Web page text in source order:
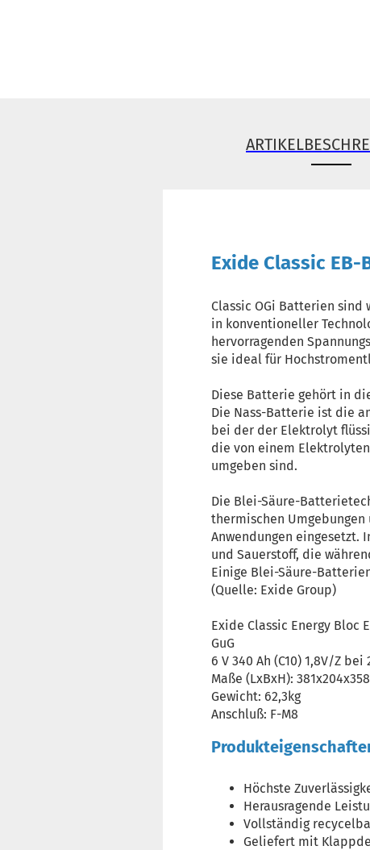
Exide Classic EB-
Classic OGi Batterien
in konventioneller
hervorragenden
sie ideal für
Diese Batterie gehört in
Die Nass-Batterie ist die
bei der der Elektrolyt
die von einem
umgeben sind.
Die Blei-Säure-
thermischen
Anwendungen eingesetzt.
und Sauerstoff, die
Einige Blei-Säure-
(Quelle: Exide Group)
Exide Classic Energy Bloc
GuG
6 V 340 Ah (C10) 1,8V/Z bei
Maße (LxBxH):
Gewicht: 62,3kg
Anschluß: F-M8
Höchste
Herausragende
Vollständig
Geliefert mit